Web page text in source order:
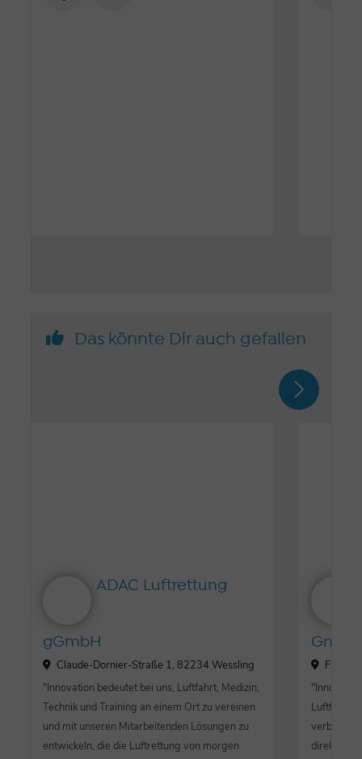
Das könnte Dir auch gefallen
ADAC Luftrettung
gGmbH
Claude-Dornier-Straße 1, 82234 Wessling
"Innovation bedeutet bei uns, Luftfahrt, Medizin,
Technik und Training an einem Ort zu vereinen
und mit unseren Mitarbeitenden Lösungen zu
entwickeln, die die Luftrettung von morgen
GmbH
verbinden
direkt auf